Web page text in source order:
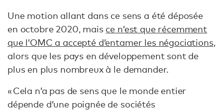
Une motion allant dans ce sens a été déposée
en octobre 2020, mais ce n’est que récemment
que l’OMC a accepté d’entamer les négociations,
alors que les pays en développement sont de
plus en plus nombreux à le demander.
« Cela n’a pas de sens que le monde entier
dépende d’une poignée de sociétés